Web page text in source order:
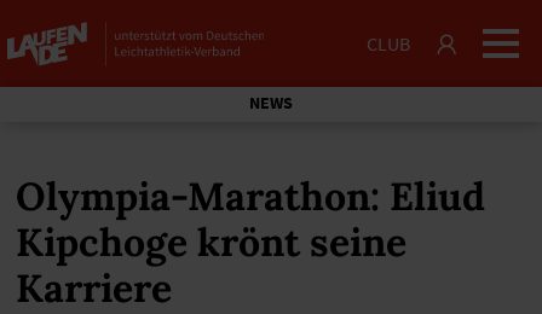
CLUB
NEWS
Olympia-Marathon: Eliud
Kipchoge krönt seine
Karriere